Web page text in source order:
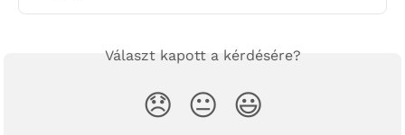
Választ kapott a kérdésére?
😞 😐 😃